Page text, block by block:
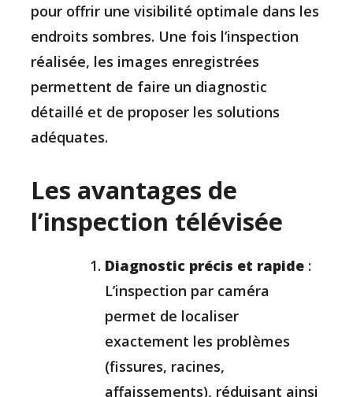
pour offrir une visibilité optimale dans les
endroits sombres. Une fois l’inspection
réalisée, les images enregistrées
permettent de faire un diagnostic
détaillé et de proposer les solutions
adéquates.
Les avantages de
l’inspection télévisée
Diagnostic précis et rapide :
L’inspection par caméra
permet de localiser
exactement les problèmes
(fissures, racines,
affaissements), réduisant ainsi